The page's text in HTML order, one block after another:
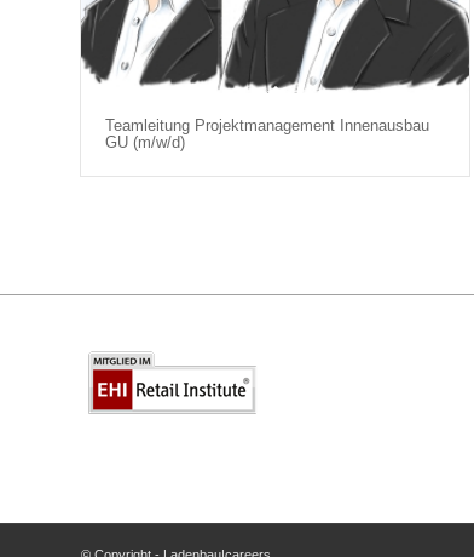
Teamleitung Projektmanagement Innenausbau
GU (m/w/d)